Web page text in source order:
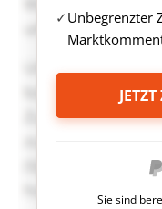
Unbegrenzter
Sie sind